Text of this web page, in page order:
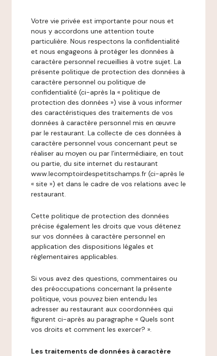
Votre vie privée est importante pour nous et
nous y accordons une attention toute
particulière. Nous respectons la confidentialité
et nous engageons à protéger les données à
caractère personnel recueillies à votre sujet. La
présente politique de protection des données à
caractère personnel ou politique de
confidentialité (ci-après la « politique de
protection des données ») vise à vous informer
des caractéristiques des traitements de vos
données à caractère personnel mis en œuvre
par le restaurant. La collecte de ces données à
caractère personnel vous concernant peut se
réaliser au moyen ou par l’intermédiaire, en tout
ou partie, du site internet du restaurant
www.lecomptoirdespetitschamps.fr (ci-après le
« site ») et dans le cadre de vos relations avec le
restaurant.
Cette politique de protection des données
précise également les droits que vous détenez
sur vos données à caractère personnel en
application des dispositions légales et
réglementaires applicables.
Si vous avez des questions, commentaires ou
des préoccupations concernant la présente
politique, vous pouvez bien entendu les
adresser au restaurant aux coordonnées qui
figurent ci-après au paragraphe « Quels sont
vos droits et comment les exercer? ».
Les traitements de données à caractère